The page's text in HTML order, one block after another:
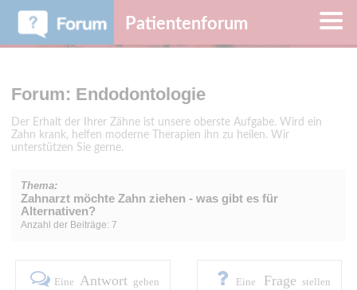
Patientenforum
Forum: Endodontologie
Der Erhalt der Ihrer Zähne ist unsere oberste Aufgabe. Wird ein
Zahn krank, helfen moderne Therapien ihn zu heilen. Wir
unterstützen Sie gerne.
Thema:
Zahnarzt möchte Zahn ziehen - was gibt es für
Alternativen?
Anzahl der Beiträge: 7
Eine Antwort geben Eine Frage stellen